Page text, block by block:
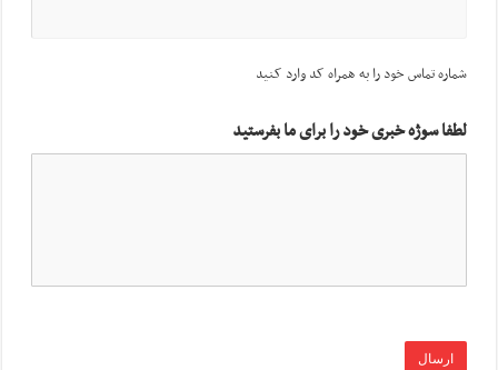
شماره تماس خود را به همراه کد وارد کنید
لطفا سوژه خبری خود را برای ما بفرستید